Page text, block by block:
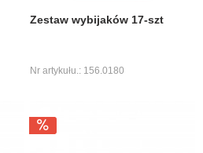
Zestaw wybijaków 17-szt
Nr artykułu.: 156.0180